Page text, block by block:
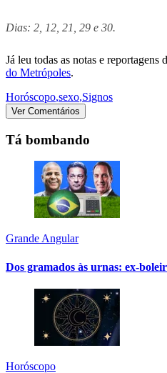
Dias: 2, 12, 21, 29 e 30.
Já leu todas as notas e reportagens
do Metrópoles.
Horóscopo,sexo,Signos
Ver Comentários
Tá bombando
Grande Angular
Dos gramados às urnas: ex-
Horóscopo